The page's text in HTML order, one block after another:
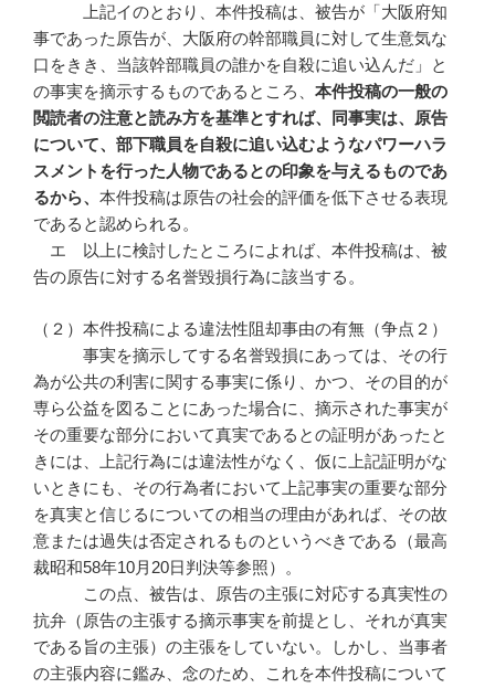
上記イのとおり、本件投稿は、被告が「大阪府知
事であった原告が、大阪府の幹部職員に対して生意気な
口をきき、当該幹部職員の誰かを自殺に追い込んだ」と
の事実を摘示するものであるところ、 本件投稿の一般の
閲読者の注意と読み方を基準とすれば、同事実は、原告
について、部下職員を自殺に追い込むようなパワーハラ
スメントを行った人物であるとの印象を与えるものであ
るから、 本件投稿は原告の社会的評価を低下させる表現
であると認められる。
エ 以上に検討したところによれば、本件投稿は、被
告の原告に対する名誉毀損行為に該当する。
（２）本件投稿による違法性阻却事由の有無（争点２）
事実を摘示してする名誉毀損にあっては、その行
為が公共の利害に関する事実に係り、かつ、その目的が
専ら公益を図ることにあった場合に、摘示された事実が
その重要な部分において真実であるとの証明があったと
きには、上記行為には違法性がなく、仮に上記証明がな
いときにも、その行為者において上記事実の重要な部分
を真実と信じるについての相当の理由があれば、その故
意または過失は否定されるものというべきである（最高
裁昭和58年10月20日判決等参照）。
この点、被告は、原告の主張に対応する真実性の
抗弁（原告の主張する摘示事実を前提とし、それが真実
である旨の主張）の主張をしていない。しかし、当事者
の主張内容に鑑み、念のため、これを本件投稿について